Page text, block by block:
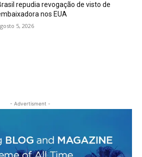
repudia revogação de visto de
nos EUA
5, 2026
- Advertisment -